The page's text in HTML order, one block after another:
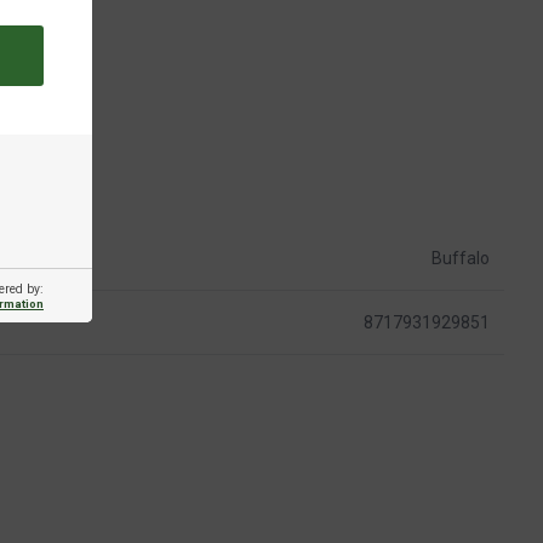
by:
Buffalo
8717931929851